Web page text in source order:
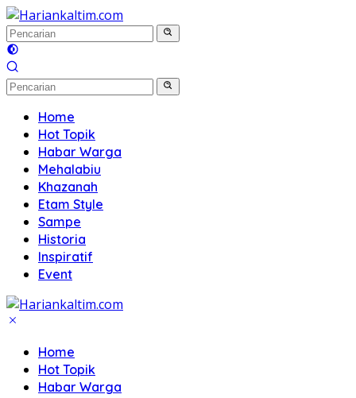
Langsung
ke
konten
Home
Hot Topik
Habar Warga
Mehalabiu
Khazanah
Etam Style
Sampe
Historia
Inspiratif
Event
Home
Hot Topik
Habar Warga